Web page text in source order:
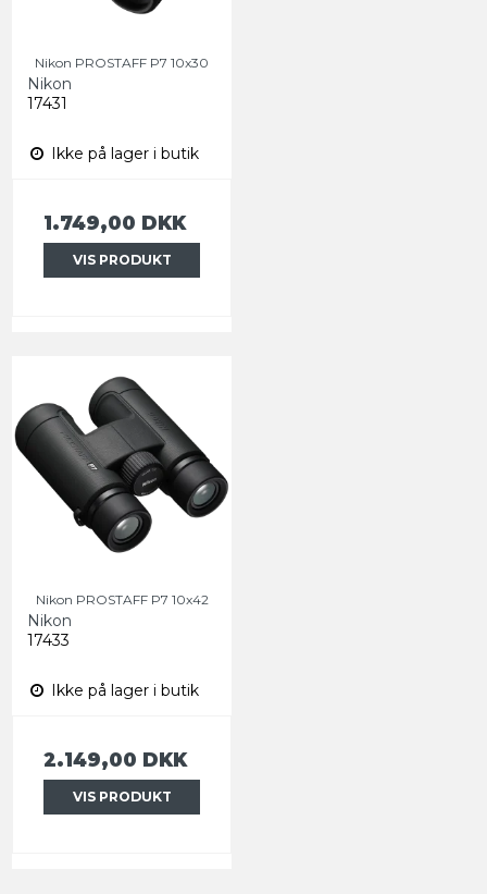
Nikon PROSTAFF P7 10x30
Nikon
17431
Ikke på lager i butik
1.749,00 DKK
VIS PRODUKT
Nikon PROSTAFF P7 10x42
Nikon
17433
Ikke på lager i butik
2.149,00 DKK
VIS PRODUKT